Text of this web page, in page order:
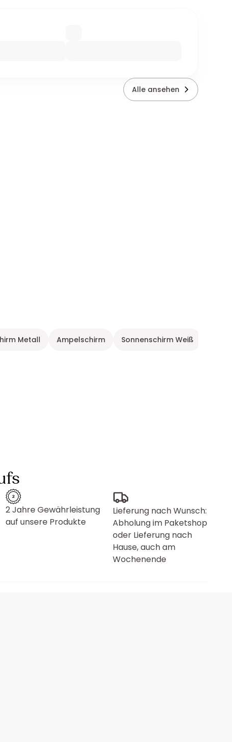
Alle ansehen
Metall Ampelschirm Sonnenschirm Weiß
2 Jahre Gewährleistung
auf unsere Produkte
Lieferung nach Wunsch:
Abholung im Paketshop
oder Lieferung nach
Hause, auch am
Wochenende